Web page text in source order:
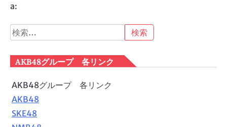
a:
検
索:
AKB48グループ 各リンク
AKB48グループ 各リンク
AKB48
SKE48